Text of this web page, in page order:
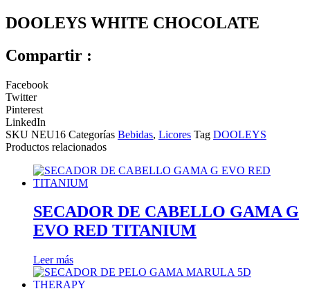
DOOLEYS WHITE CHOCOLATE
Compartir :
Facebook
Twitter
Pinterest
LinkedIn
SKU NEU16 Categorías Bebidas, Licores Tag DOOLEYS
Productos relacionados
SECADOR DE CABELLO GAMA G
EVO RED TITANIUM
Leer más